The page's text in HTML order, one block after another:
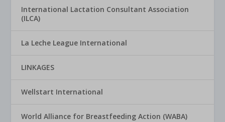
International Lactation Consultant Association
(ILCA)
La Leche League International
LINKAGES
Wellstart International
World Alliance for Breastfeeding Action (WABA)